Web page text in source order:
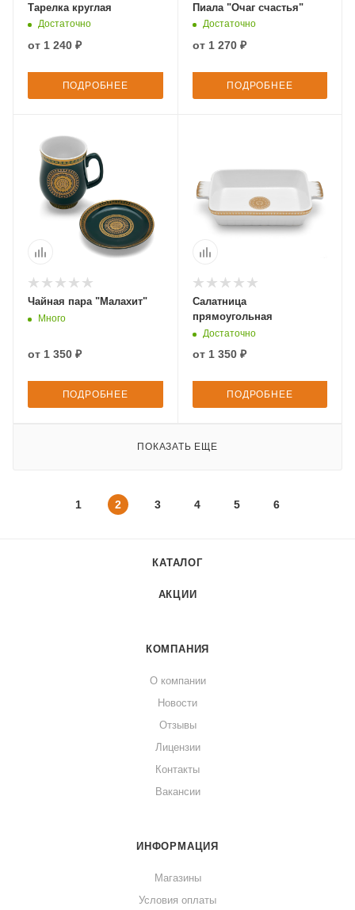
Тарелка круглая
Достаточно
от 1 240 ₽
ПОДРОБНЕЕ
Пиала "Очаг счастья"
Достаточно
от 1 270 ₽
ПОДРОБНЕЕ
Чайная пара "Малахит"
Много
от 1 350 ₽
ПОДРОБНЕЕ
Салатница
прямоугольная
Достаточно
от 1 350 ₽
ПОДРОБНЕЕ
ПОКАЗАТЬ ЕЩЕ
1 2 3 4 5 6
КАТАЛОГ
АКЦИИ
КОМПАНИЯ
О компании
Новости
Отзывы
Лицензии
Контакты
Вакансии
ИНФОРМАЦИЯ
Магазины
Условия оплаты